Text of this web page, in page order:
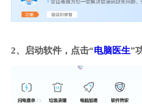
2、启动软件，点击“电脑医生”